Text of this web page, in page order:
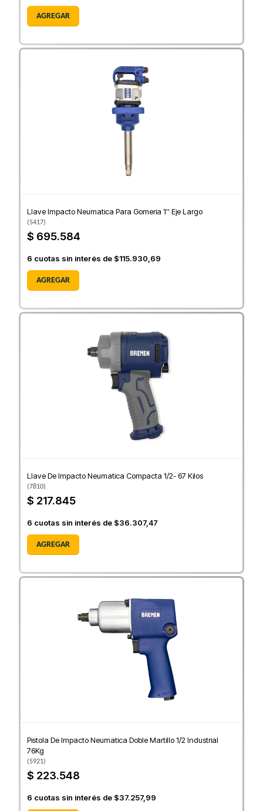
AGREGAR
Llave Impacto Neumatica Para Gomeria 1'' Eje Largo
(5417)
$ 695.584
6 cuotas sin interés de $115.930,69
AGREGAR
Llave De Impacto Neumatica Compacta 1/2- 67 Kilos
(7810)
$ 217.845
6 cuotas sin interés de $36.307,47
AGREGAR
Pistola De Impacto Neumatica Doble Martillo 1/2 Industrial
76Kg
(5921)
$ 223.548
6 cuotas sin interés de $37.257,99